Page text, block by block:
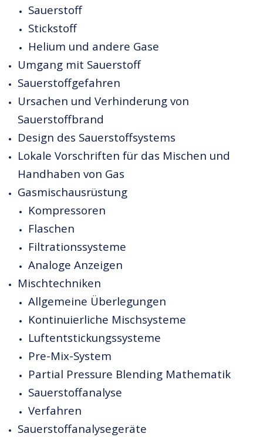
Sauerstoff
Stickstoff
Helium und andere Gase
Umgang mit Sauerstoff
Sauerstoffgefahren
Ursachen und Verhinderung von
Sauerstoffbrand
Design des Sauerstoffsystems
Lokale Vorschriften für das Mischen und
Handhaben von Gas
Gasmischausrüstung
Kompressoren
Flaschen
Filtrationssysteme
Analoge Anzeigen
Mischtechniken
Allgemeine Überlegungen
Kontinuierliche Mischsysteme
Luftentstickungssysteme
Pre-Mix-System
Partial Pressure Blending Mathematik
Sauerstoffanalyse
Verfahren
Sauerstoffanalysegeräte